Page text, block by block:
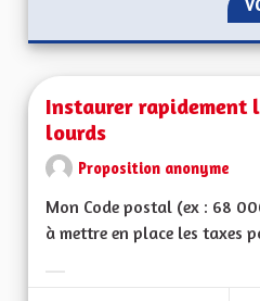
Instaurer rapidement
lourds
Proposition anonyme
Mon Code postal (ex : 68
à mettre en place les taxes